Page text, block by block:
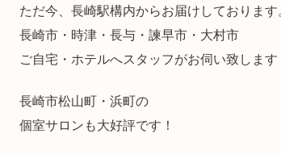
ただ今、長崎駅構内からお届けしております。
長崎市・時津・長与・諫早市・大村市
ご自宅・ホテルへスタッフがお伺い致します
長崎市松山町・浜町の
個室サロンも大好評です！